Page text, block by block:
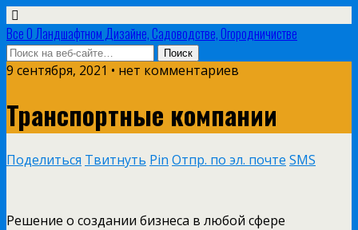
Все О Ландшафтном Дизайне, Садоводстве, Огородничистве
9 сентября, 2021 • нет комментариев
Транспортные компании
Поделиться Твитнуть Pin Отпр. по эл. почте SMS
Решение о создании бизнеса в любой сфере